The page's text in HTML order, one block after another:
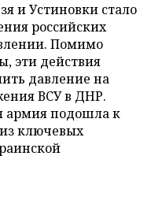
и Устиновки стало
российских
Помимо
эти действия
давление на
ВСУ в ДНР.
армия подошла к
ключевых